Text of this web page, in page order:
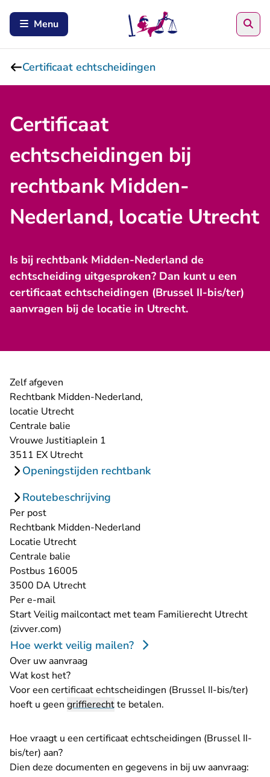
Menu
Certificaat echtscheidingen
Certificaat
echtscheidingen bij
rechtbank Midden-
Nederland, locatie Utrecht
Is bij rechtbank Midden-Nederland de
echtscheiding uitgesproken? Dan kunt u een
certificaat echtscheidingen (Brussel II-bis/ter)
aanvragen bij de locatie in Utrecht.
Zelf afgeven
Rechtbank Midden-Nederland,
locatie Utrecht
Centrale balie
Vrouwe Justitiaplein 1
3511 EX Utrecht
Openingstijden rechtbank
Routebeschrijving
Per post
Rechtbank Midden-Nederland
Locatie Utrecht
Centrale balie
Postbus 16005
3500 DA Utrecht
Per e-mail
StartVeilig mailcontact met team Familierecht Utrecht
(zivver.com)
Hoe werkt veilig mailen?
Over uw aanvraag
Wat kost het?
Voor een certificaat echtscheidingen (Brussel II-bis/ter)
hoeft u geen griffierechtte betalen.
Hoe vraagt u een certificaat echtscheidingen (Brussel II-
bis/ter) aan?
Dien deze documenten en gegevens in bij uw aanvraag: